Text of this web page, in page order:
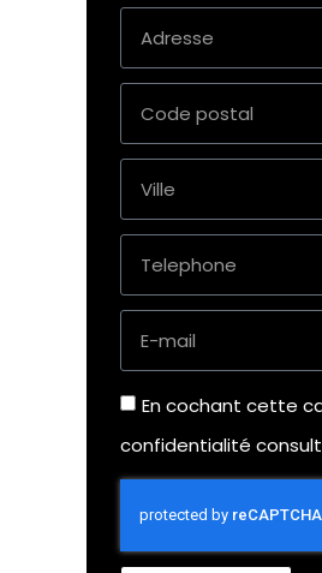
En cochant cette
confidentialité